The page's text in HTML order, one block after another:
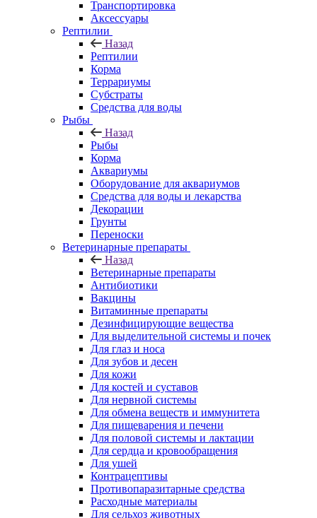
Транспортировка
Аксессуары
Рептилии
Назад
Рептилии
Корма
Террариумы
Субстраты
Средства для воды
Рыбы
Назад
Рыбы
Корма
Аквариумы
Оборудование для аквариумов
Средства для воды и лекарства
Декорации
Грунты
Переноски
Ветеринарные препараты
Назад
Ветеринарные препараты
Антибиотики
Вакцины
Витаминные препараты
Дезинфицирующие вещества
Для выделительной системы и почек
Для глаз и носа
Для зубов и десен
Для кожи
Для костей и суставов
Для нервной системы
Для обмена веществ и иммунитета
Для пищеварения и печени
Для половой системы и лактации
Для сердца и кровообращения
Для ушей
Контрацептивы
Противопаразитарные средства
Расходные материалы
Для сельхоз животных